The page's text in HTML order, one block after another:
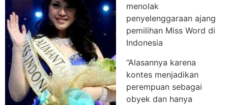
menolak
penyelenggaraan ajang
pemilihan Miss Word di
Indonesia
“Alasannya karena
kontes menjadikan
perempuan sebagai
obyek dan hanya